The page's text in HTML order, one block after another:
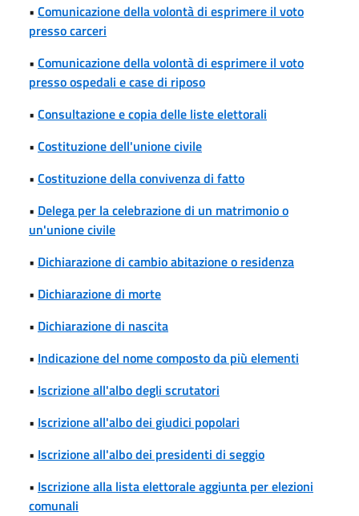
• Comunicazione della volontà di esprimere il voto
presso carceri
• Comunicazione della volontà di esprimere il voto
presso ospedali e case di riposo
• Consultazione e copia delle liste elettorali
• Costituzione dell'unione civile
• Costituzione della convivenza di fatto
• Delega per la celebrazione di un matrimonio o
un'unione civile
• Dichiarazione di cambio abitazione o residenza
• Dichiarazione di morte
• Dichiarazione di nascita
• Indicazione del nome composto da più elementi
• Iscrizione all'albo degli scrutatori
• Iscrizione all'albo dei giudici popolari
• Iscrizione all'albo dei presidenti di seggio
• Iscrizione alla lista elettorale aggiunta per elezioni
comunali